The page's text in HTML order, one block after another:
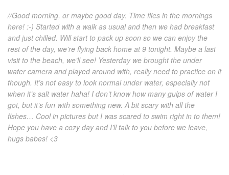
//Good morning, or maybe good day. Time flies in the mornings
here! :-) Started with a walk as usual and then we had breakfast
and just chilled. Will start to pack up soon so we can enjoy the
rest of the day, we’re flying back home at 9 tonight. Maybe a last
visit to the beach, we’ll see! Yesterday we brought the under
water camera and played around with, really need to practice on it
though. It’s not easy to look normal under water, especially not
when it’s salt water haha! I don’t know how many gulps of water I
got, but it’s fun with something new. A bit scary with all the
fishes… Cool in pictures but I was scared to swim right in to them!
Hope you have a cozy day and I’ll talk to you before we leave,
hugs babes! <3